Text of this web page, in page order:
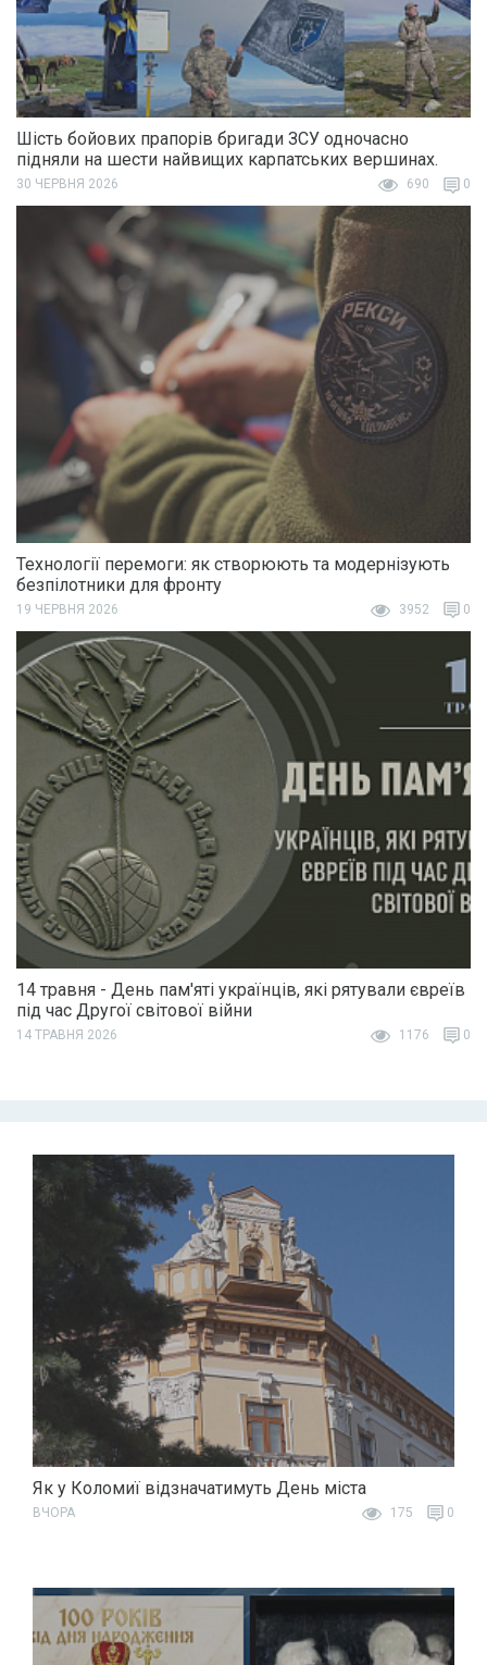
Шість бойових прапорів бригади ЗСУ одночасно
підняли на шести найвищих карпатських вершинах.
30 ЧЕРВНЯ 2026 690 0
Технології перемоги: як створюють та модернізують
безпілотники для фронту
19 ЧЕРВНЯ 2026 3952 0
14 травня - День пам'яті українців, які рятували євреїв
під час Другої світової війни
14 ТРАВНЯ 2026 1176 0
Як у Коломиї відзначатимуть День міста
ВЧОРА 175 0